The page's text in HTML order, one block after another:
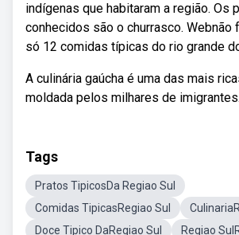
indígenas que habitaram a região. Os
conhecidos são o churrasco.
só 12 comidas típicas do rio grande
A culinária gaúcha é uma das mais
moldada pelos milhares de imigrantes.
Tags
Pratos TipicosDa Regiao Sul
Comidas TipicasRegiao Sul
Doce Tipico DaRegiao Sul
Regiao